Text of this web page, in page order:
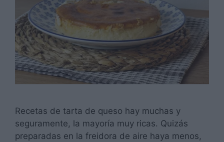
Recetas de tarta de queso hay muchas y
seguramente, la mayoría muy ricas. Quizás
preparadas en la freidora de aire haya menos,